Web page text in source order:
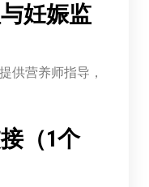
妊娠监
供营养师指导，
（1个